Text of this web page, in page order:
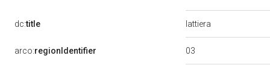
dc:title lattiera
arco:regionIdentifier 03